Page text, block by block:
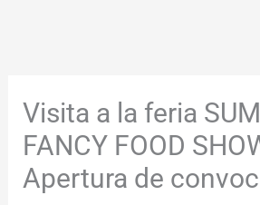
Visita a la feria
FANCY FOOD
Apertura de